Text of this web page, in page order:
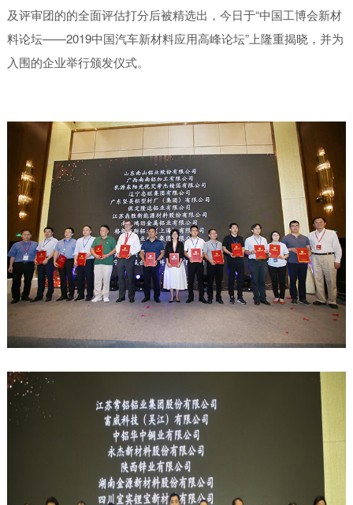
及评审团的的全面评估打分后被精选出，今日于“中国工博会新材
料论坛——2019中国汽车新材料应用高峰论坛”上隆重揭晓，并为
入围的企业举行颁发仪式。